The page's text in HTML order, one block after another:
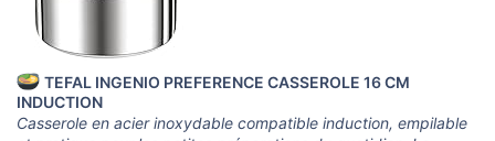
TEFAL INGENIO PREFERENCE CASSEROLE 16 CM
INDUCTION
Casserole en acier inoxydable compatible induction, empilable